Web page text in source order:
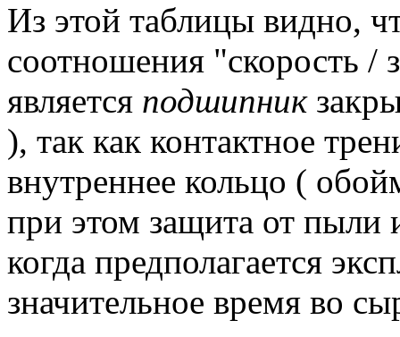
Из этой таблицы видно,
соотношения "скорость /
является подшипник
), так как контактное
внутреннее кольцо (
при этом защита от пыли
когда предполагается
значительное время во